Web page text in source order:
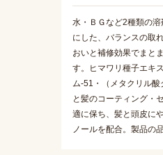
水・ＢＧなど2種類の
にした、バランスの取
おいと補修効果でまと
す。ヒマワリ種子エキ
ム-51・（メタクリル
と髪のコーティング・
適に保ち、髪と頭皮に
ノールを配合。製品の